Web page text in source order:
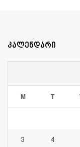
კალენდარი
M T
3 4